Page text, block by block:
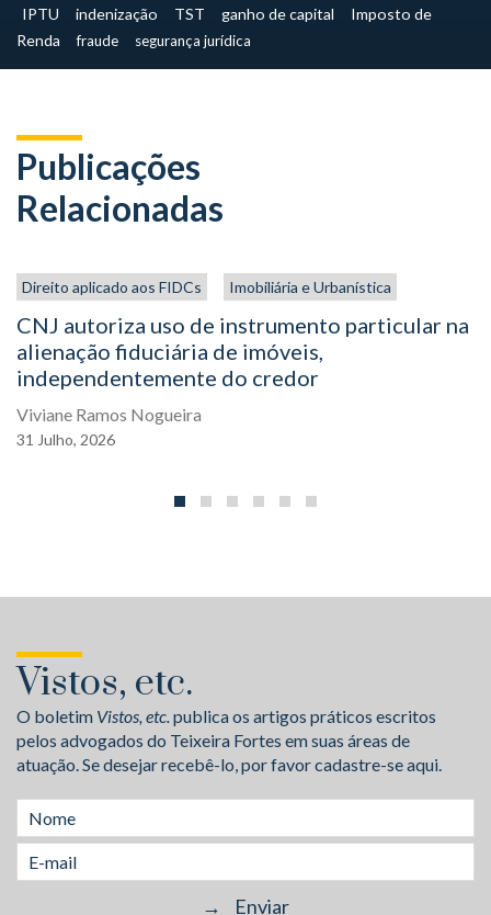
IPTU
indenização TST ganho de capital
Imposto de
Renda
fraude segurança jurídica
Publicações
Relacionadas
Direito aplicado aos FIDCs Imobiliária e Urbanística
CNJ autoriza uso de instrumento particular na
alienação fiduciária de imóveis,
independentemente do credor
Viviane Ramos Nogueira
31 Julho, 2026
Vistos, etc.
O boletim Vistos, etc.publica os artigos práticos escritos
pelos advogados do Teixeira Fortes em suas áreas de
atuação. Se desejar recebê-lo, por favor cadastre-se aqui.